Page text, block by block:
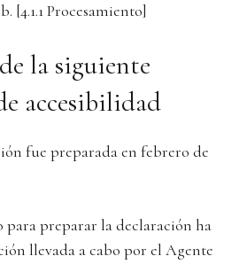
[4.1.1 Procesamiento]
la siguiente
accesibilidad
fue preparada en febrero de
para preparar la declaración ha
llevada a cabo por el Agente